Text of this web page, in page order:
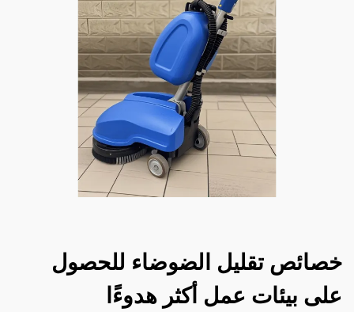
تقليل الضوضاء للحصول
بيئات عمل أكثر هدوءًا